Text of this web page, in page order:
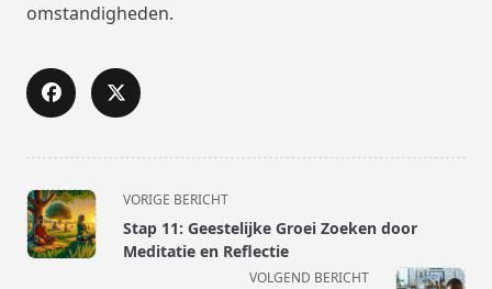
omstandigheden.
<span
class="nav-
subtitle
VORIGE BERICHT
Stap 11: Geestelijke Groei Zoeken door
Meditatie en Reflectie
VOLGEND BERICHT